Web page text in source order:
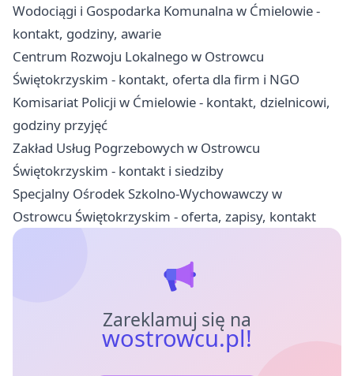
Wodociągi i Gospodarka Komunalna w Ćmielowie -
kontakt, godziny, awarie
Centrum Rozwoju Lokalnego w Ostrowcu
Świętokrzyskim - kontakt, oferta dla firm i NGO
Komisariat Policji w Ćmielowie - kontakt, dzielnicowi,
godziny przyjęć
Zakład Usług Pogrzebowych w Ostrowcu
Świętokrzyskim - kontakt i siedziby
Specjalny Ośrodek Szkolno-Wychowawczy w
Ostrowcu Świętokrzyskim - oferta, zapisy, kontakt
Zareklamuj się na
wostrowcu.pl!